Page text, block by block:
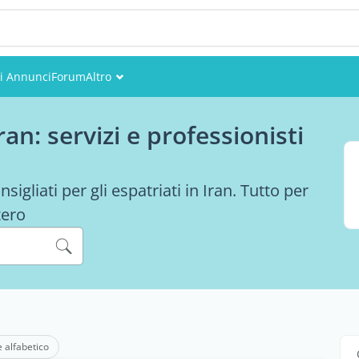
AnnunciForumAltro
Utenti
Foto
servizi e professionisti
per gli espatriati in Iran. Tutto per
alfabetico